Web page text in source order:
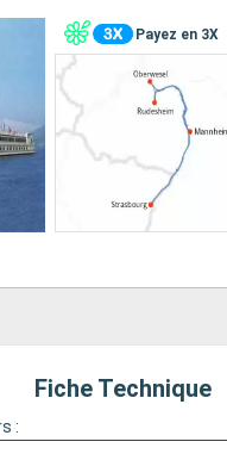
Payez en 3X
Fiche Technique
: